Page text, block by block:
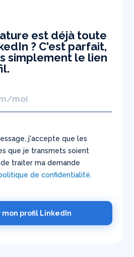
est déjà toute
? C'est parfait,
simplement le lien
j'accepte que les
que je transmets soient
traiter ma demande
de confidentialité.
mon profil LinkedIn